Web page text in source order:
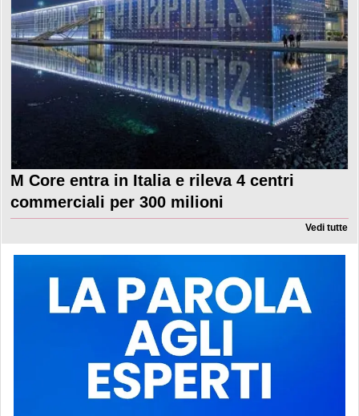
M Core entra in Italia e rileva 4 centri
commerciali per 300 milioni
Vedi tutte